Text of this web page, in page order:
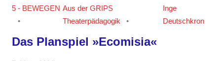
5 - BEWEGEN Aus der GRIPS
Theaterpädagogik
Inge
Deutschkron
Das Planspiel »Ecomisia«